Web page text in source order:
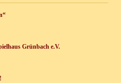
Grünbach e.V.